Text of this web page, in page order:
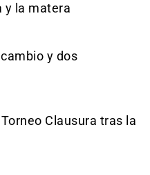
y la matera
y dos
Clausura tras la